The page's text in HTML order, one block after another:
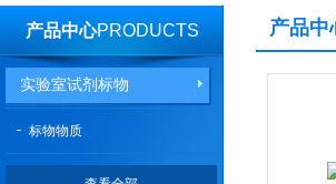
产品中心PRODUCTS
实验室试剂标物
标物物质
产品中